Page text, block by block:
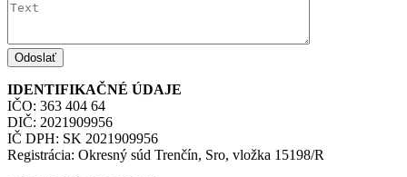
Odoslať
IDENTIFIKAČNÉ ÚDAJE
IČO: 363 404 64
DIČ: 2021909956
IČ DPH: SK 2021909956
Registrácia: Okresný súd Trenčín, Sro, vložka 15198/R